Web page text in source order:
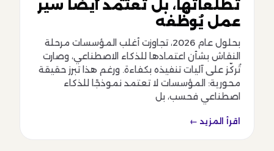
تطلعاتها، بل تعتمد أيضًا سير
عمل يُوظّفه
بحلول عام 2026، تجاوزت أغلب المؤسسات مرحلة
النقاش بشأن اعتمادها للذكاء الاصطناعي، وصارت
تُركّز على آليات تنفيذه بكفاءة. ورغم هذا تبرز حقيقة
محورية: المؤسسات لا تعتمد نموذجًا للذكاء
اصطناعي فحسب، بل
اقرأ المزيد ←